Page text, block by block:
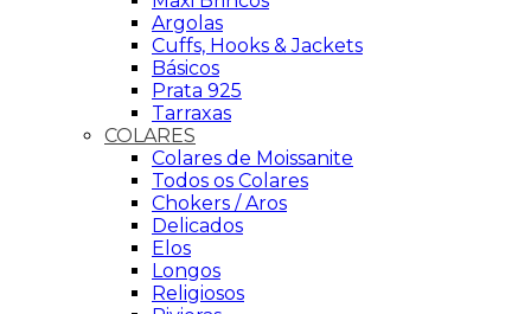
Argolas
Cuffs, Hooks & Jackets
Básicos
Prata 925
Tarraxas
COLARES
Colares de Moissanite
Todos os Colares
Chokers / Aros
Delicados
Elos
Longos
Religiosos